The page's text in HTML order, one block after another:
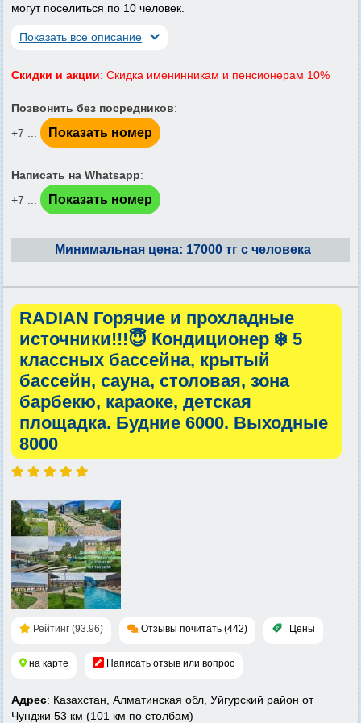
могут поселиться по 10 человек.
Показать все описание
Скидки и акции: Скидка именинникам и пенсионерам 10%
Позвонить без посредников:
+7 ...
Показать номер
Написать на Whatsapp:
+7 ...
Показать номер
Минимальная цена: 17000 тг с человека
RADIAN Горячие и прохладные
источники!!!😇 Кондиционер ❄️ 5
классных бассейна, крытый
бассейн, сауна, столовая, зона
барбекю, караоке, детская
площадка. Будние 6000. Выходные
8000
Рейтинг (93.96) Отзывы почитать (442) Цены
на карте Написать отзыв или вопрос
Адрес: Казахстан, Алматинская обл, Уйгурский район от
Чунджи 53 км (101 км по столбам)